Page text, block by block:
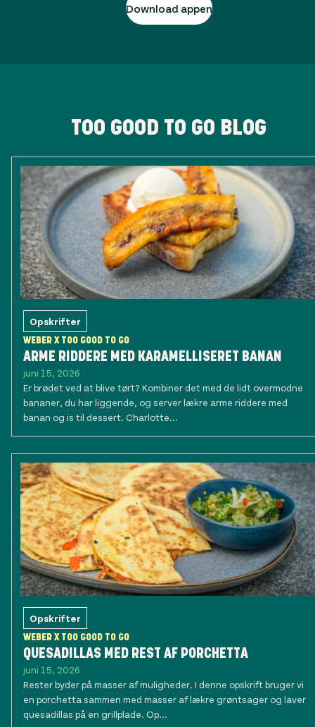
Download appen
TOO GOOD TO GO BLOG
Opskrifter
WEBER X TOO GOOD TO GO
ARME RIDDERE MED KARAMELLISERET BANAN
juni 15, 2026
Er brødet ved at blive tørt? Kombiner det med de lidt overmodne
bananer, du har liggende, og server lækre arme riddere med
banan og is til dessert. Charlotte...
Opskrifter
WEBER X TOO GOOD TO GO
QUESADILLAS MED REST AF PORCHETTA
juni 15, 2026
Rester byder på masser af muligheder. I denne opskrift bruger vi
en porchetta sammen med masser af lækre grøntsager og laver
quesadillas på en grillplade. Op...